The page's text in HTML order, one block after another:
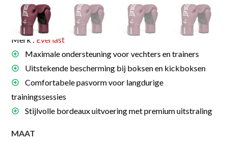
Merk : Everlast
Maximale ondersteuning voor vechters en trainers
Uitstekende bescherming bij boksen en kickboksen
Comfortabele pasvorm voor langdurige
trainingssessies
Stijlvolle bordeaux uitvoering met premium uitstraling
MAAT